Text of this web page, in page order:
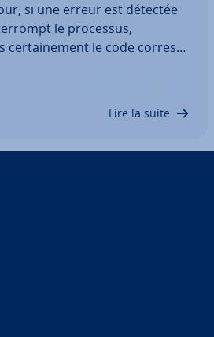
si une erreur est détectée
le processus,
cer­tai­ne­ment le code cor­res­
part des com­po­sants du
toute mise à jour.…
Lire la suite